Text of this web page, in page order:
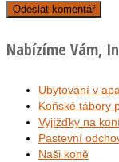
Nabízíme Vám,
Ubytování v
Koňské tábory
Vyjížďky na
Pastevní
Naši koně